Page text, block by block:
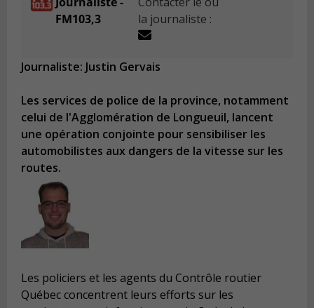
FM103,3
la journaliste :
Journaliste: Justin Gervais
Les services de police de la province, notamment
celui de l'Agglomération de Longueuil, lancent
une opération conjointe pour sensibiliser les
automobilistes aux dangers de la vitesse sur les
routes.
Les policiers et les agents du Contrôle routier
Québec concentrent leurs efforts sur les